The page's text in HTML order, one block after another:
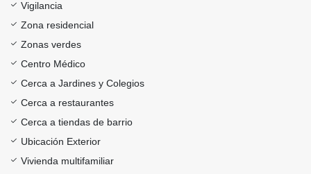
Vigilancia
Zona residencial
Zonas verdes
Centro Médico
Cerca a Jardines y Colegios
Cerca a restaurantes
Cerca a tiendas de barrio
Ubicación Exterior
Vivienda multifamiliar